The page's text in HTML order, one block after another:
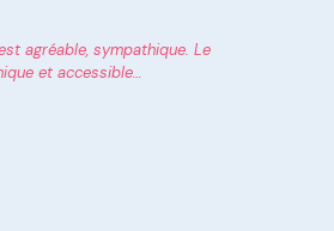
agréable, sympathique. Le
et accessible…